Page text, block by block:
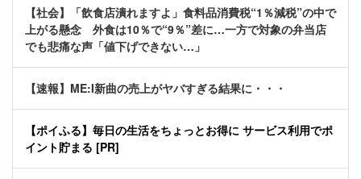
【社会】「飲食店潰れますよ」食料品消費税“1％減税”の中で
上がる懸念 外食は10％で“9％”差に…一方で対象の弁当店
でも悲痛な声「値下げできない…」
【速報】ME:I新曲の売上がヤバすぎる結果に・・・
【ポイふる】毎日の生活をちょっとお得に サービス利用でポ
イント貯まる [PR]